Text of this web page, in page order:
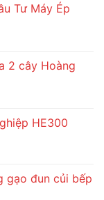
Tư Máy Ép
2 cây Hoàng
HE300
gạo đun củi bếp